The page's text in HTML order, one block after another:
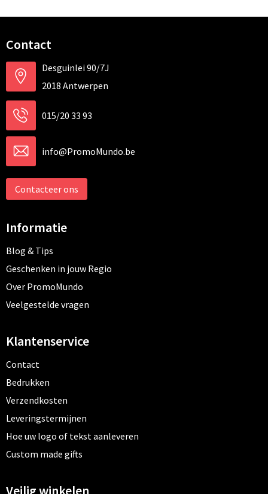
Contact
Desguinlei 90/7J
2018 Antwerpen
015/20 33 93
info@PromoMundo.be
Contacteer ons
Informatie
Blog & Tips
Geschenken in jouw Regio
Over PromoMundo
Veelgestelde vragen
Klantenservice
Contact
Bedrukken
Verzendkosten
Leveringstermijnen
Hoe uw logo of tekst aanleveren
Custom made gifts
Veilig winkelen